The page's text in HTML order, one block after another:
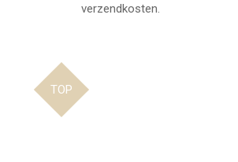
verzendkosten.
TOP